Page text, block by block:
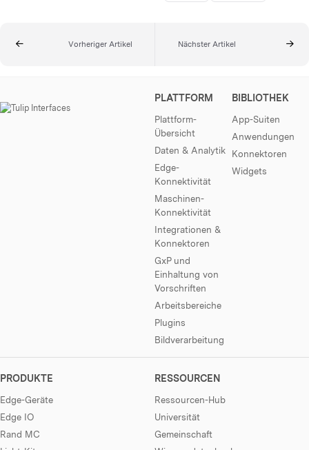
Vorheriger Artikel Nächster Artikel
PLATTFORM
Plattform-
Übersicht
Daten & Analytik
Edge-
Konnektivität
Maschinen-
Konnektivität
Integrationen &
Konnektoren
GxP und
Einhaltung von
Vorschriften
Arbeitsbereiche
Plugins
Bildverarbeitung
BIBLIOTHEK
App-Suiten
Anwendungen
Konnektoren
Widgets
PRODUKTE
Edge-Geräte
Edge IO
Rand MC
RESSOURCEN
Ressourcen-Hub
Universität
Gemeinschaft